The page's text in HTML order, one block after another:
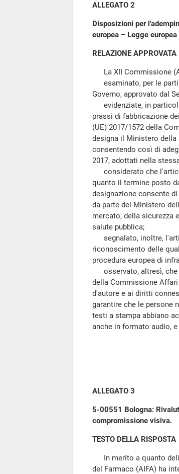
ALLEGATO 2
Disposizioni per
europea – Legge
RELAZIONE
La XII Commissione
esaminato, per le parti
Governo, approvato dal
evidenziate, in
prassi di fabbricazione
(UE) 2017/1572 della
designa il Ministero
consentendo così di
2017, adottati nella
considerato che
quanto il termine posto
designazione consente
da parte del Ministero
mercato, della sicurezza
salute pubblica;
segnalato, inoltre,
riconoscimento delle
procedura europea di
osservato, altresì, che
della Commissione
d'autore e ai diritti
garantire che le persone
testi a stampa abbiano
anche in formato audio,
ALLEGATO 3
5-00551 Bologna:
compromissione visiva.
TESTO DELLA RISPOSTA
In merito a quanto
del Farmaco (AIFA) ha